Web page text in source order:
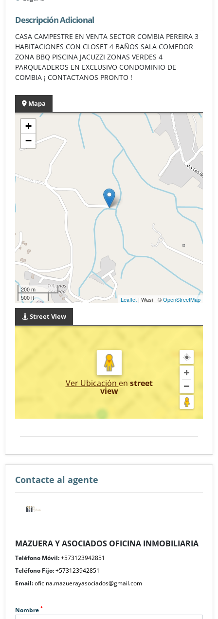
Descripción Adicional
CASA CAMPESTRE EN VENTA SECTOR COMBIA PEREIRA 3
HABITACIONES CON CLOSET 4 BAÑOS SALA COMEDOR
ZONA BBQ PISCINA JACUZZI ZONAS VERDES 4
PARQUEADEROS EN EXCLUSIVO CONDOMINIO DE
COMBIA ¡ CONTACTANOS PRONTO !
Mapa
+
−
200 m
500 ft
Leaflet | Wasi - ©OpenStreetMap
Street View
Ver Ubicación en street
view
Contacte al agente
MAZUERA Y ASOCIADOS OFICINA INMOBILIARIA
Teléfono Móvil:+573123942851
Teléfono Fijo:+573123942851
Email:oficina.mazuerayasociados@gmail.com
Nombre *